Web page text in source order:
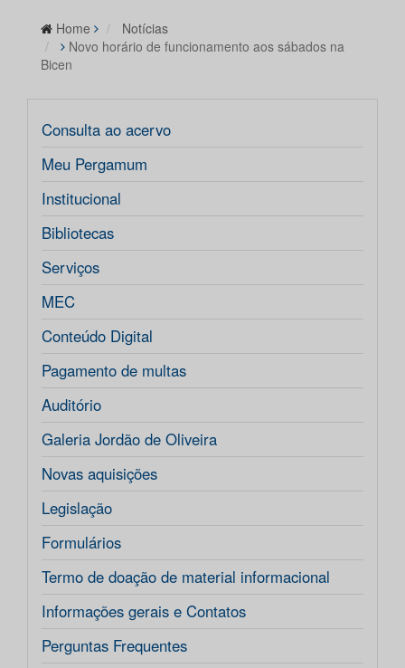
Home
Notícias
Novo horário de funcionamento aos sábados na
Bicen
Consulta ao acervo
Meu Pergamum
Institucional
Bibliotecas
Serviços
MEC
Conteúdo Digital
Pagamento de multas
Auditório
Galeria Jordão de Oliveira
Novas aquisições
Legislação
Formulários
Termo de doação de material informacional
Informações gerais e Contatos
Perguntas Frequentes